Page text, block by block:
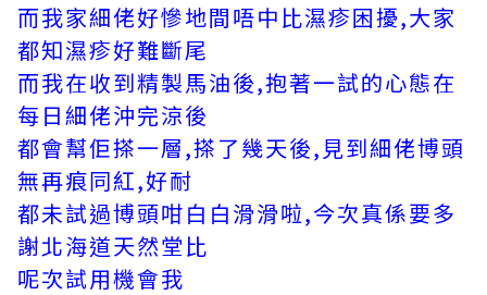
而我家細佬好慘地間唔中比濕疹困擾,大家
都知濕疹好難斷尾
而我在收到精製馬油後,抱著一試的心態在
每日細佬沖完涼後
都會幫佢搽一層,搽了幾天後,見到細佬博頭
無再痕同紅,好耐
都未試過博頭咁白白滑滑啦,今次真係要多
謝北海道天然堂比
呢次試用機會我